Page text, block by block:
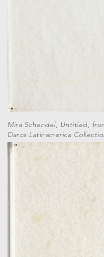
Mira Schendel, Untitled,
Daros Latinamerica